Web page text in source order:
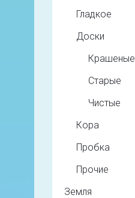
Гладкое
Доски
Крашеные
Старые
Чистые
Кора
Пробка
Прочие
Земля